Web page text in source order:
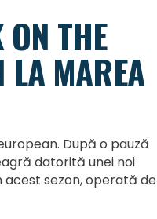
THE
MAREA
După o pauză
datorită unei noi
acest sezon, operată de